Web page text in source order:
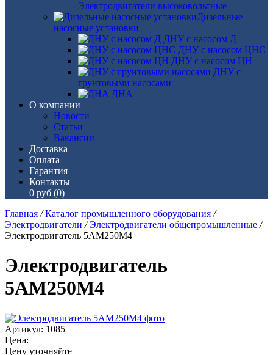
Электродвигатели высоковольтные
Дизельные
насосные установки
ДНУ с насосом Д
ДНУ с насосом ЦНС
ДНУ с насосом ЦН
ДНУ с
грунтовыми насосами
ДНА
О компании
Новости
Статьи
Вакансии
Доставка
Оплата
Гарантия
Контакты
0 руб (0)
Главная / Каталог промышленного оборудования /
Электродвигатели / Электродвигатели общепромышленные /
Электродвигатель 5АМ250М4
Электродвигатель
5АМ250М4
Артикул: 1085
Цена:
Цену уточняйте